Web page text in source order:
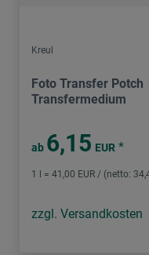
Kreul
Foto Transfer Potch
Transfermedium
ab 6,15 EUR *
1 l = 41,00 EUR / (netto:
zzgl. Versandkosten